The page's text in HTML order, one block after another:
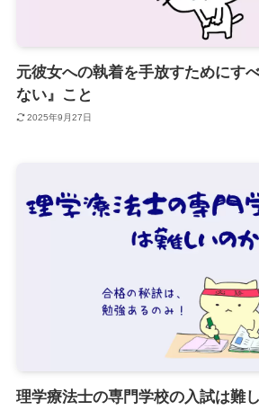
元彼女への執着を手放すためにす
ない』こと
2025年9月27日
理学療法士の専門学校の入試は難